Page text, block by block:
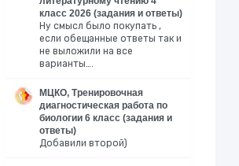
класс 2026 (задания и ответы)
Ну смысл было покупать ,
если обещанные ответы так и
не выложили на все
варианты….
МЦКО, Тренировочная
диагностическая работа по
биологии 6 класс (задания и
ответы)
Добавили второй)